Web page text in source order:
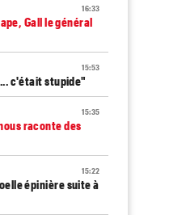
16:33
Gall le général
15:53
c'était stupide"
15:35
raconte des
15:22
épinière suite à